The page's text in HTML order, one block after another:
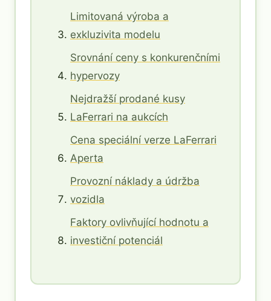
Limitovaná výroba a
exkluzivita modelu
Srovnání ceny s konkurenčními
hypervozy
Nejdražší prodané kusy
LaFerrari na aukcích
Cena speciální verze LaFerrari
Aperta
Provozní náklady a údržba
vozidla
Faktory ovlivňující hodnotu a
investiční potenciál